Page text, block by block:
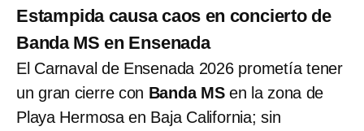
Estampida causa caos en concierto de
Banda MS en Ensenada
El Carnaval de Ensenada 2026 prometía tener
un gran cierre con Banda MSen la zona de
Playa Hermosa en Baja California; sin